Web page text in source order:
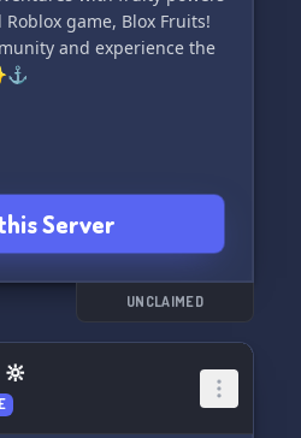
game, Blox Fruits!
and experience the
Server
UNCLAIMED